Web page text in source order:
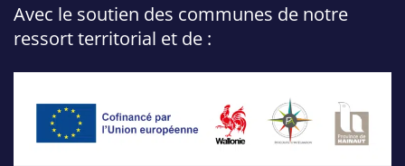
Avec le soutien des communes de notre
ressort territorial et de :